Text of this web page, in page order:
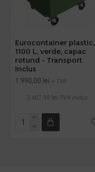
Eurocontainer plastic,
1100 L, verde, capac
rotund - Transport
Inclus
1.990,00 lei + TVA
2.407,90 lei TVA inclus